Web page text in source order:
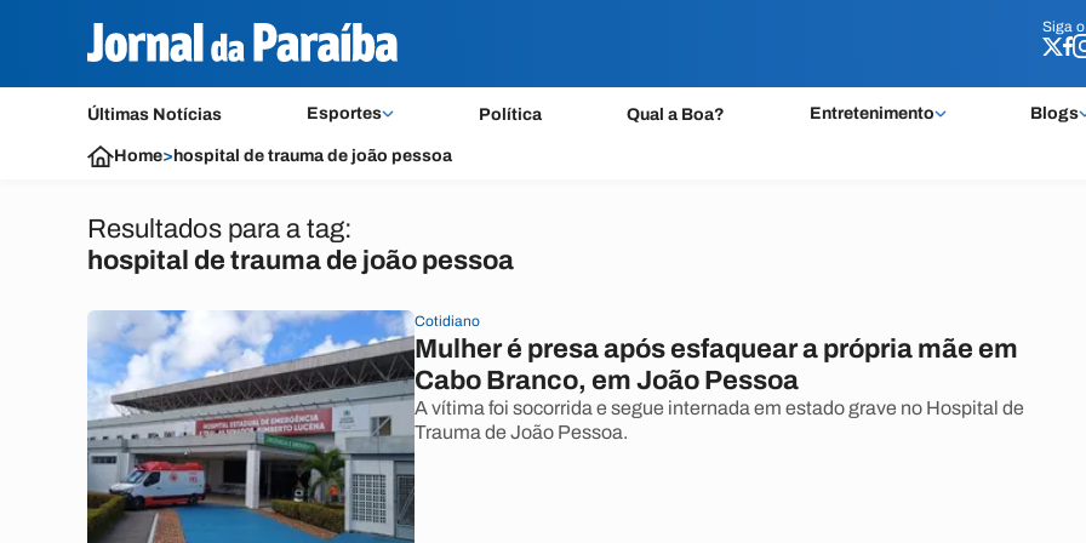
Siga o
Últimas Notícias Esportes Política Qual a Boa? Entretenimento Blogs
Siga o
Home> hospital de trauma de joão pessoa
Resultados para a tag:
hospital de trauma de joão pessoa
Cotidiano
Mulher é presa após esfaquear a própria mãe em
Cabo Branco, em João Pessoa
A vítima foi socorrida e segue internada em estado grave no Hospital de
Trauma de João Pessoa.